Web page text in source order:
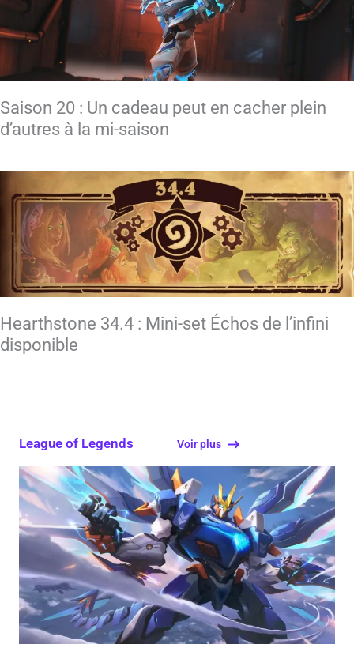
Saison 20 : Un cadeau peut en cacher plein
d’autres à la mi-saison
Hearthstone 34.4 : Mini-set Échos de l’infini
disponible
League of Legends Voir plus